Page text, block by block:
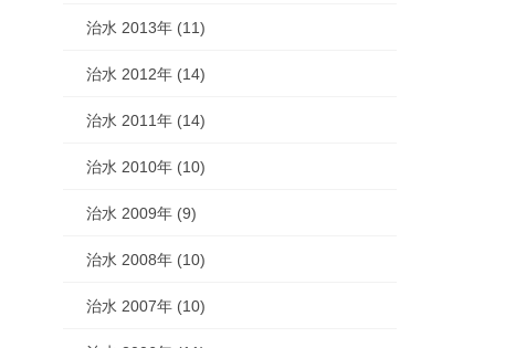
治水 2013年 (11)
治水 2012年 (14)
治水 2011年 (14)
治水 2010年 (10)
治水 2009年 (9)
治水 2008年 (10)
治水 2007年 (10)